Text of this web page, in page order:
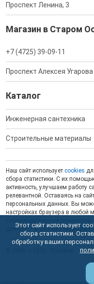
Проспект Ленина, 3
Магазин в Старом
+7 (4725) 39-09-11
Проспект Алексея
Каталог
Инженерная сантехника
Строительные материалы
Наш сайт использует cookies
сбора статистики. С их
активность, улучшаем работу
релевантной. Оставаясь на
персональных данных. Вы
настройках браузера в любой
данных — в соответствующей
Этот сайт использует
сбора статистики.
обработку ваших